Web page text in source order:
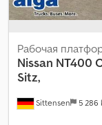
Sittensen 5 286
Рабочая
Nissan NT400
Sitz,